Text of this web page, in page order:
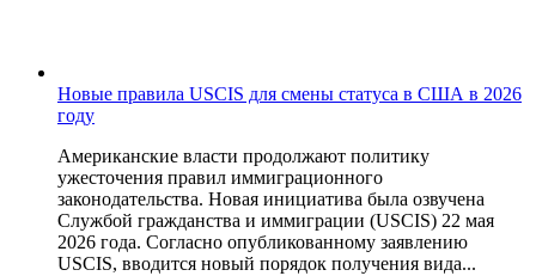
Новые правила USCIS для смены статуса в США в 2026
году
Американские власти продолжают политику
ужесточения правил иммиграционного
законодательства. Новая инициатива была озвучена
Службой гражданства и иммиграции (USCIS) 22 мая
2026 года. Согласно опубликованному заявлению
USCIS, вводится новый порядок получения вида...